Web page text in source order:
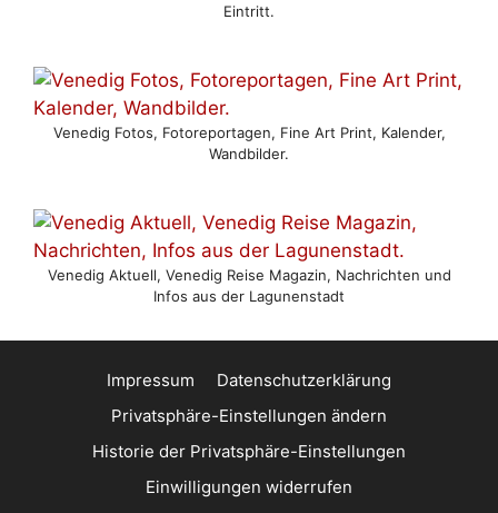
Eintritt.
Venedig Fotos, Fotoreportagen, Fine Art Print, Kalender,
Wandbilder.
Venedig Aktuell, Venedig Reise Magazin, Nachrichten und
Infos aus der Lagunenstadt
Impressum
Datenschutzerklärung
Privatsphäre-Einstellungen ändern
Historie der Privatsphäre-Einstellungen
Einwilligungen widerrufen